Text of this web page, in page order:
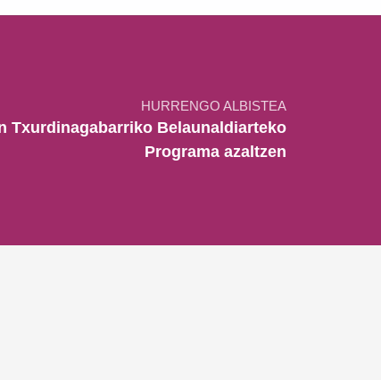
HURRENGO ALBISTEA
Txurdinagabarriko Belaunaldiarteko
Programa azaltzen